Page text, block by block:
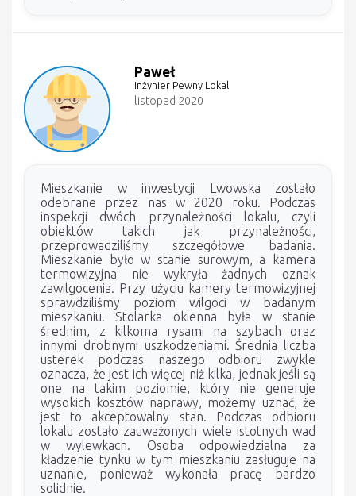
Paweł
Inżynier Pewny Lokal
listopad 2020
Mieszkanie w inwestycji Lwowska zostało
odebrane przez nas w 2020 roku. Podczas
inspekcji dwóch przynależności lokalu, czyli
obiektów takich jak przynależności,
przeprowadziliśmy szczegółowe badania.
Mieszkanie było w stanie surowym, a kamera
termowizyjna nie wykryła żadnych oznak
zawilgocenia. Przy użyciu kamery termowizyjnej
sprawdziliśmy poziom wilgoci w badanym
mieszkaniu. Stolarka okienna była w stanie
średnim, z kilkoma rysami na szybach oraz
innymi drobnymi uszkodzeniami. Średnia liczba
usterek podczas naszego odbioru zwykle
oznacza, że jest ich więcej niż kilka, jednak jeśli są
one na takim poziomie, który nie generuje
wysokich kosztów naprawy, możemy uznać, że
jest to akceptowalny stan. Podczas odbioru
lokalu zostało zauważonych wiele istotnych wad
w wylewkach. Osoba odpowiedzialna za
kładzenie tynku w tym mieszkaniu zasługuje na
uznanie, ponieważ wykonała pracę bardzo
solidnie.